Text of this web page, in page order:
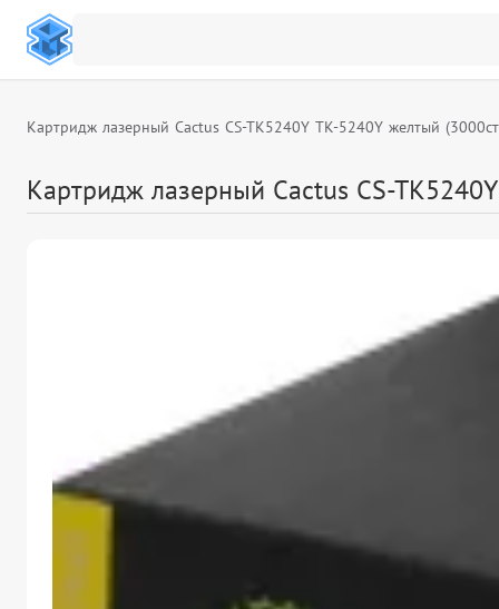
Картридж лазерный Cactus CS-TK5240Y TK-5240Y желтый
Картридж лазерный Cactus CS-